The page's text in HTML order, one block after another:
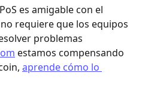
es amigable con el
requiere que los equipos
problemas
estamos compensando
aprende cómo lo